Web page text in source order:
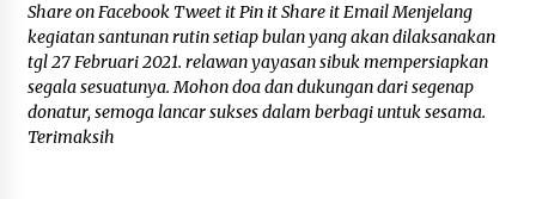
Share on Facebook Tweet it Pin it Share it Email Menjelang
kegiatan santunan rutin setiap bulan yang akan dilaksanakan
tgl 27 Februari 2021. relawan yayasan sibuk mempersiapkan
segala sesuatunya. Mohon doa dan dukungan dari segenap
donatur, semoga lancar sukses dalam berbagi untuk sesama.
Terimaksih